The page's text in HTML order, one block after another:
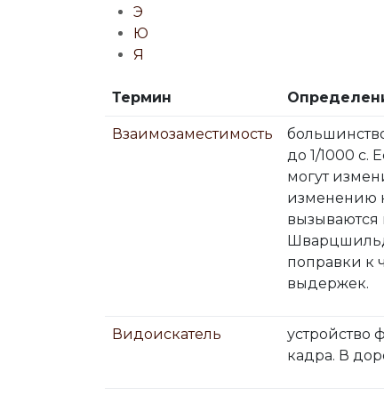
Э
Ю
Я
Термин
Взаимозаместимость
до 1/1000 с.
могут
изменению
вызываются
поправки к
выдержек.
Видоискатель
устройство
кадра. В